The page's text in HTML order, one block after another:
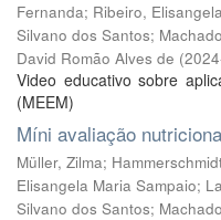
Fernanda; Ribeiro,
Silvano dos Santos;
David Romão Alves de (
Video educativo sobre
(MEEM)
Míni avaliação
Müller, Zilma;
Elisangela Maria Sampaio;
Silvano dos Santos;